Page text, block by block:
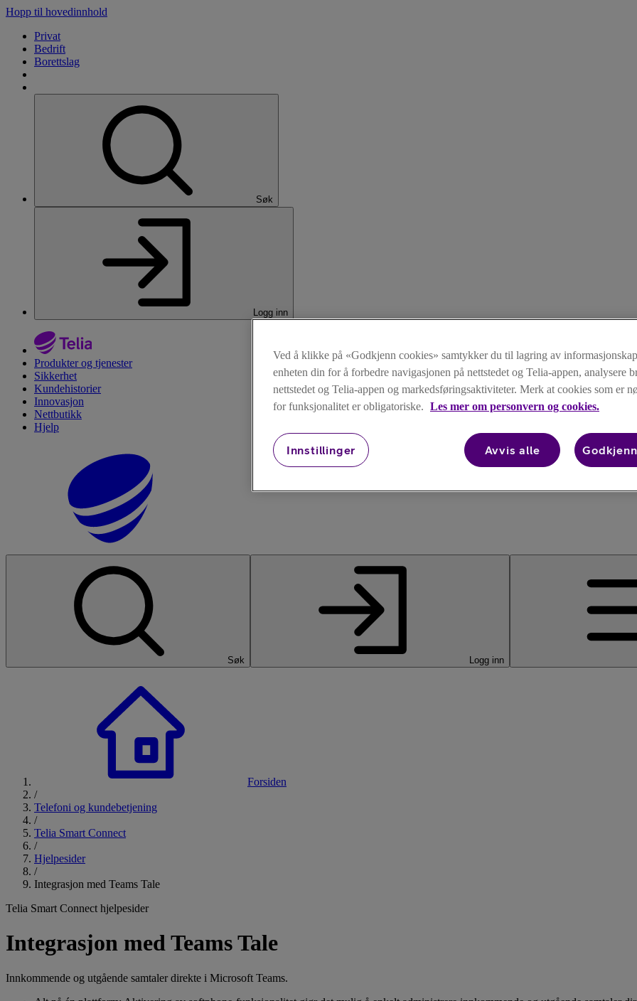
Hopp til hovedinnhold
Privat
Bedrift
Borettslag
Søk
Logg inn
Produkter og tjenester
Sikkerhet
Kundehistorier
Innovasjon
Nettbutikk
Hjelp
Søk Logg inn
Forsiden
/
Telefoni og kundebetjening
/
Telia Smart Connect
/
Hjelpesider
/
Integrasjon med Teams Tale
Telia Smart Connect hjelpesider
Integrasjon med Teams Tale
Innkommende og utgående samtaler direkte i Microsoft Teams.
Ved å klikke på «Godkjenn cookies» samtykker du til lagring av
enheten din for å forbedre navigasjonen på nettstedet og Telia-appen, analysere
nettstedet og Telia-appen og markedsføringsaktiviteter. Merk at cookies som er
for funksjonalitet er obligatoriske. Les mer om personvern og cookies.
Innstillinger Avvis alle